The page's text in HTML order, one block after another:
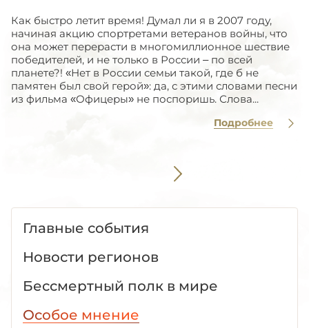
Как быстро летит время! Думал ли я в 2007 году,
начиная акцию спортретами ветеранов войны, что
она может перерасти в многомиллионное шествие
победителей, и не только в России – по всей
планете?! «Нет в России семьи такой, где б не
памятен был свой герой»: да, с этими словами песни
из фильма «Офицеры» не поспоришь. Слова...
Подробнее
Главные события
Новости регионов
Бессмертный полк в мире
Особое мнение